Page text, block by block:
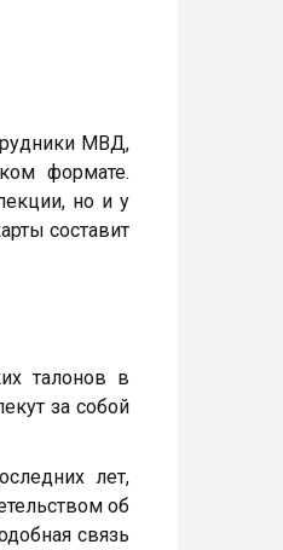
МВД,
формате.
но и у
составит
талонов в
за собой
лет,
об
связь